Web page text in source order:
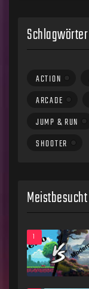
Schlagwörter
ACTION
ARCADE
JUMP & RUN
SHOOTER
Meistbesucht